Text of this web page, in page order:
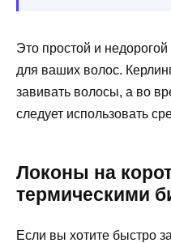
Это простой и
для ваших волос.
завивать волосы, а во
следует использовать
Локоны на
термическими
Если вы хотите быстро